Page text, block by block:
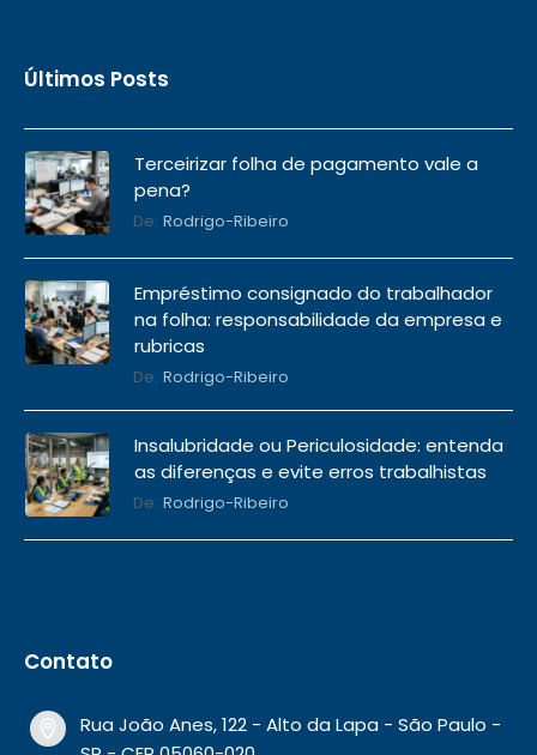
Últimos Posts
Terceirizar folha de pagamento vale a
pena?
De: Rodrigo-Ribeiro
Empréstimo consignado do trabalhador
na folha: responsabilidade da empresa e
rubricas
De: Rodrigo-Ribeiro
Insalubridade ou Periculosidade: entenda
as diferenças e evite erros trabalhistas
De: Rodrigo-Ribeiro
Contato
Rua João Anes, 122 - Alto da Lapa - São Paulo -